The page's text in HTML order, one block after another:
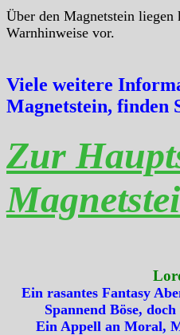
Über den Magnetstein liegen
Warnhinweise vor.
Viele weitere
Magnetstein, finden
Zur
Ein rasantes Fantasy
Spannend Böse,
Ein Appell an Moral,